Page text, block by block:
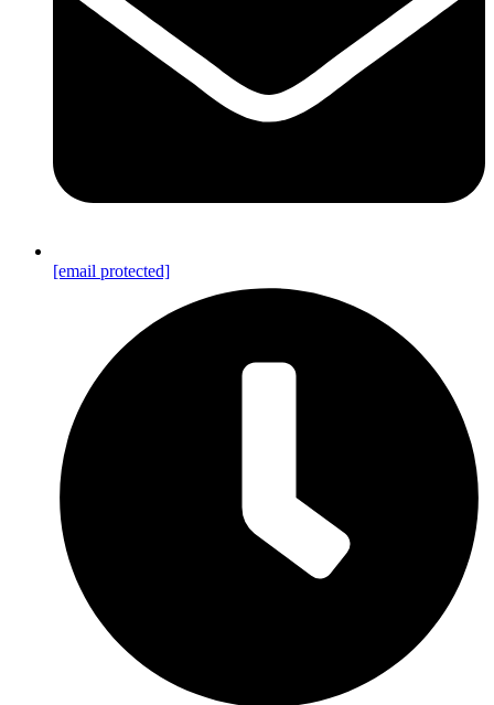
[email protected]